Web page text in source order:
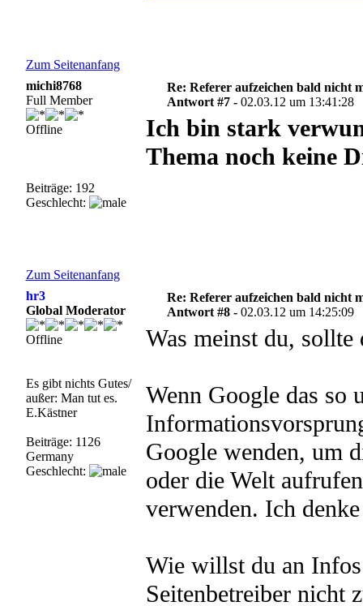
Zum Seitenanfang
michi8768
Full Member
Offline
Beiträge: 192
Geschlecht:
Re: Referer aufzeichen bald nicht
Antwort #7 -02.03.12 um 13:41:28
Ich bin stark
Thema noch keine
Zum Seitenanfang
hr3
Global Moderator
Offline
Es gibt nichts Gutes/
außer: Man tut es.
E.Kästner
Beiträge: 1126
Germany
Geschlecht:
Re: Referer aufzeichen bald nicht
Antwort #8 -02.03.12 um 14:25:09
Was meinst du, sollte
Wenn Google das so
Google wenden, um
oder die Welt
verwenden. Ich
Wie willst du an
Seitenbetreiber nicht